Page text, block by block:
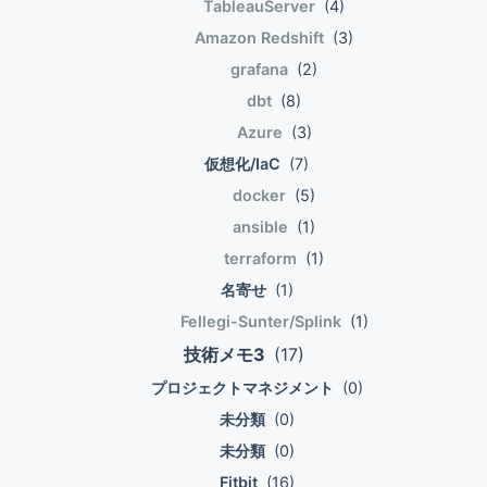
@endsection まとめ relationもないし懸案の確認画
面もないので、単純。 次回、has a、has many
relation版と、確認画面付きの版を試します。
のInboundを受けられるようにすること。 新しいイ
ンスタンスのヘルスチェックが無事通って2台構成
除 元のEC2をターゲットグループから削除する。
CPU使用率などに変動があることを確認する。 元の
EC2に対してゴニョゴニョする ALBのターゲットグ
ループから外れた元のEC2に対してdeployなりパッ
チ当てを実行する。 元のEC2にElasticIPを当ててお
けば、再起動してもIPアドレスは変わらない。 この
てる必要はない。 元のEC2のセキュリティグループ
を0.0.0.0/0:80からアクセスできるようにして、
hostsにElasticIPを書いてアクセスするなどの方法
で、元のEC2にアクセスする。 このためだけにALB
スペックが低いとパフォーマンスが下がる。 非稼働
けに絞って散布図書いて、その上に回帰結果をプロ
ットすると、 異常値の0に引っ張られて乱れて
た...。以下は深さ=17の時。むぅ. 真ん中の塊の中を
左下から右上に向かってギザギザに進んで欲しいの
だが、 物凄い引っ張られよう。異常値が原因という
よりは、引っ張られ過ぎなんだな。
19.04.22Gareth James Daniela Witten Trevor
Hastie Robert Tibshirani 朝倉書店 売り上げランキ
parameters α and β. 再びベイズ統計へ ベイズの定
関係は以下の通りだった。 $$ begin{eqnarray}
{p(boldsymbol{x})} \\ &propto&
p(boldsymbol{x}|mu,sigma^2)p(mu,sigma^2)
場合の話をするので、 確率変数(X)を分散にもつ正
規分布を考える。(y)は標本平均。(mu)は既知の母
平均。 $$ begin{eqnarray} p(x | mu, X) &=&
N(x|mu,X) \\ &=& frac{1}{sqrt{2pi x}}expleft(-
布である尤度に逆ガンマ分布をかけて式変形してい
く。 比例の関係を見たいので定数をのぞいてシンプ
ルにするところがポイント。 $$ begin{eqnarray}
p(mu,sigma^2|boldsymbol{x}) &propto& frac{1}
{sqrt{2pi x}}expleft(-frac{(y-mu)^2}{2x}right)
TableauServer (4)
Amazon Redshift (3)
grafana (2)
dbt (8)
Azure (3)
仮想化/IaC (7)
docker (5)
ansible (1)
terraform (1)
名寄せ (1)
Fellegi-Sunter/Splink (1)
技術メモ3 (17)
プロジェクトマネジメント
(0)
未分類 (0)
未分類 (0)
Fitbit (16)